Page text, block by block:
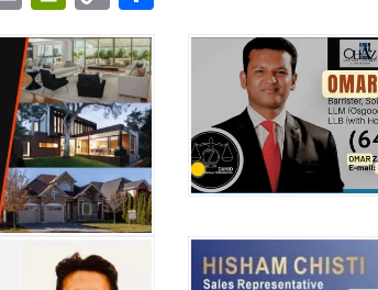
Link